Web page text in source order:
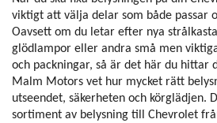
viktigt att välja delar som både passar
Oavsett om du letar efter nya
glödlampor eller andra små men
och packningar, så är det här du hittar
Malm Motors vet hur mycket rätt
utseendet, säkerheten och körglädjen.
sortiment av belysning till Chevrolet